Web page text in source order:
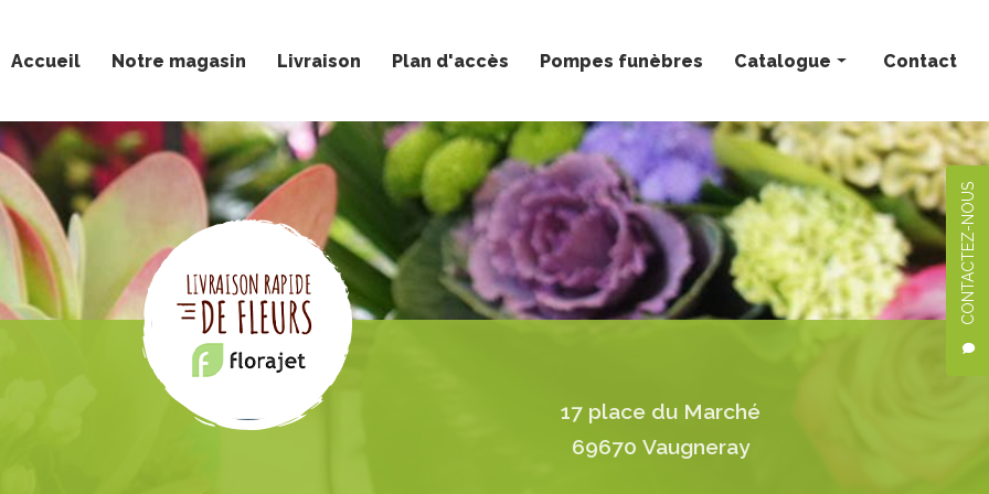
CONTACTEZ-NOUS
Accueil Notre magasin Livraison Plan d'accès Pompes funèbres Catalogue
Bouquets personnalisés
Compositions florales
Deuil
Mariage
Plantes
Contact
17 place du Marché
69670 Vaugneray